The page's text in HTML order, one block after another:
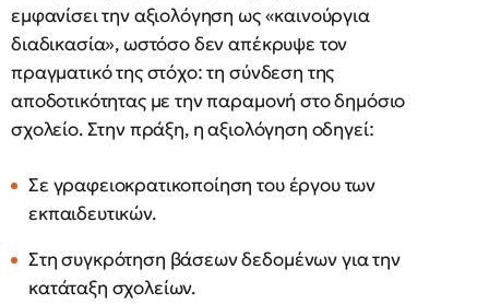
εμφανίσει την αξιολόγηση ως «καινούργια
διαδικασία», ωστόσο δεν απέκρυψε τον
πραγματικό της στόχο: τη σύνδεση της
αποδοτικότητας με την παραμονή στο δημόσιο
σχολείο. Στην πράξη, η αξιολόγηση οδηγεί:
Σε γραφειοκρατικοποίηση του έργου των
εκπαιδευτικών.
Στη συγκρότηση βάσεων δεδομένων για την
κατάταξη σχολείων.